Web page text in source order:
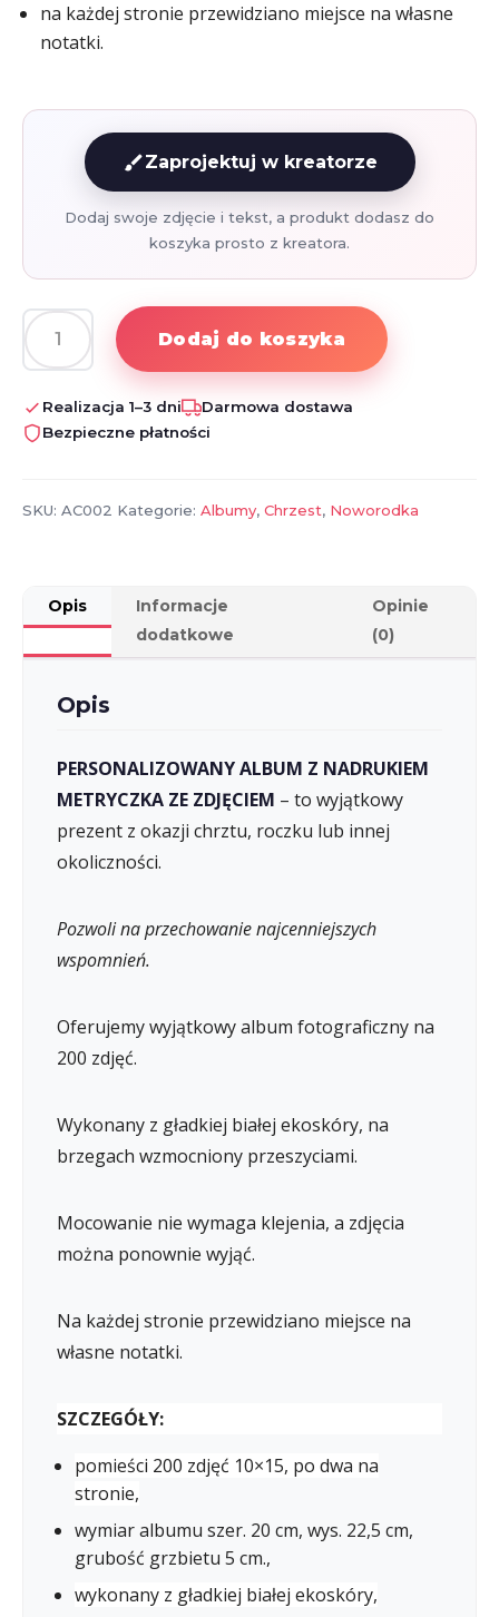
na każdej stronie przewidziano miejsce na własne
notatki.
brushZaprojektuj w kreatorze
Dodaj swoje zdjęcie i tekst, a produkt dodasz do
koszyka prosto z kreatora.
ilość
Personalizowany
album
-
chrzest
Dodaj do koszyka
Realizacja 1–3 dni
Darmowa dostawa
Bezpieczne płatności
SKU: AC002 Kategorie: Albumy, Chrzest, Noworodka
Opis
Informacje
dodatkowe
Opinie
(0)
Opis
PERSONALIZOWANY ALBUM Z NADRUKIEM
METRYCZKA ZE ZDJĘCIEM – to wyjątkowy
prezent z okazji chrztu, roczku lub innej
okoliczności.
Pozwoli na przechowanie najcenniejszych
wspomnień.
Oferujemy wyjątkowy album fotograficzny na
200 zdjęć.
Wykonany z gładkiej białej ekoskóry, na
brzegach wzmocniony przeszyciami.
Mocowanie nie wymaga klejenia, a zdjęcia
można ponownie wyjąć.
Na każdej stronie przewidziano miejsce na
własne notatki.
SZCZEGÓŁY:
pomieści 200 zdjęć 10×15, po dwa na
stronie,
wymiar albumu szer. 20 cm, wys. 22,5 cm,
grubość grzbietu 5 cm.,
wykonany z gładkiej białej ekoskóry,